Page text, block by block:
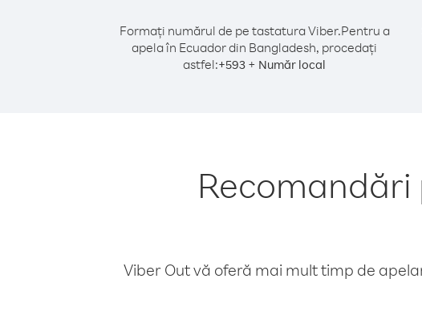
Formați numărul de pe tastatura Viber.Pentru a
apela în Ecuador din Bangladesh, procedați
astfel:+593 + Număr local
Viber Out vă oferă mai mult timp de